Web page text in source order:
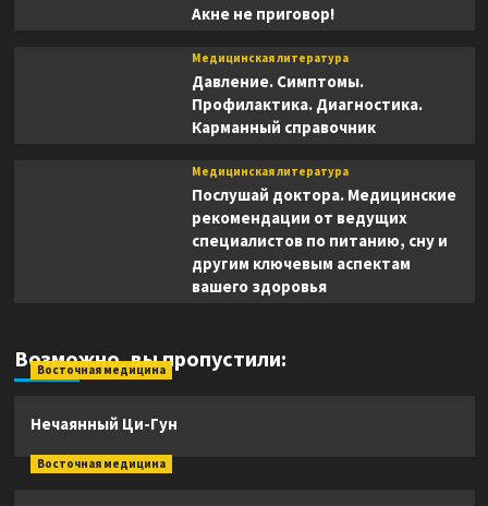
Акне не приговор!
Медицинская литература
Давление. Симптомы.
Профилактика. Диагностика.
Карманный справочник
Медицинская литература
Послушай доктора. Медицинские
рекомендации от ведущих
специалистов по питанию, сну и
другим ключевым аспектам
вашего здоровья
Возможно, вы пропустили:
Восточная медицина
Нечаянный Ци-Гун
Восточная медицина